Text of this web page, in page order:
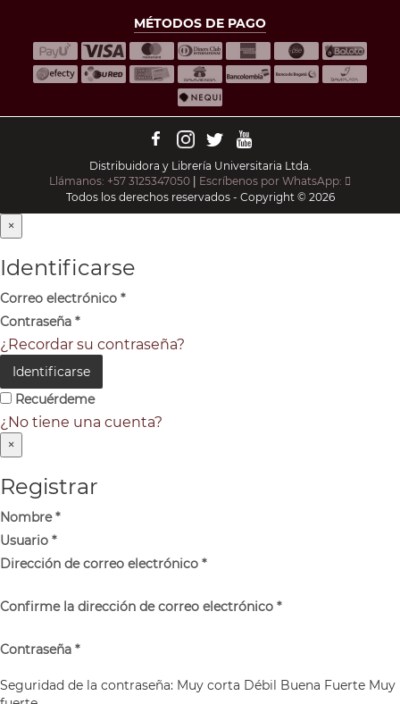
MÉTODOS DE PAGO
Distribuidora y Librería Universitaria Ltda.
Llámanos: +57 3125347050
Escríbenos por WhatsApp:
Todos los derechos reservados - Copyright © 2026
×
Identificarse
Correo electrónico *
Contraseña *
¿Recordar su contraseña?
Identificarse
Recuérdeme
¿No tiene una cuenta?
×
Registrar
Nombre*
Usuario *
Dirección de correo electrónico *
Confirme la dirección de correo electrónico *
Contraseña *
Seguridad de la contraseña: Muy corta Débil Buena Fuerte Muy